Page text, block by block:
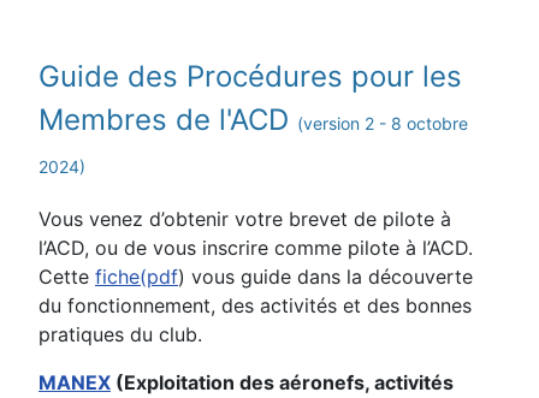
Guide des Procédures pour les
Membres de l'ACD (version 2 - 8 octobre
2024)
Vous venez d’obtenir votre brevet de pilote à
l’ACD, ou de vous inscrire comme pilote à l’ACD.
Cette fiche(pdf) vous guide dans la découverte
du fonctionnement, des activités et des bonnes
pratiques du club.
MANEX (Exploitation des aéronefs, activités